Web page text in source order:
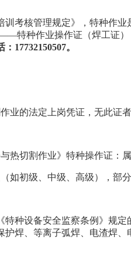
考核管理规定》，特种作
特种作业操作证（焊工证）
17732150507。
业的法定上岗凭证，无此证
热切割作业》特种操作证：
如初级、中级、高级），部
种设备安全监察条例》规
焊、等离子弧焊、电渣焊